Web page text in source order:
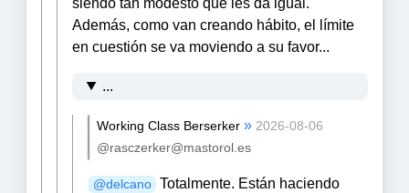
Además, como van creando hábito, el límite
en cuestión se va moviendo a su favor...
...
Working Class Berserker » 2026-08-06
@rasczerker@mastorol.es
@delcano Totalmente. Están haciendo